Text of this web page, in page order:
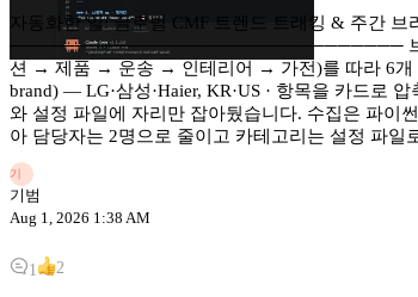
자동화한 일: 글로벌 CMF 트렌드 트래킹 & 주간
────────────────────────────── 브랜드
션 → 제품 → 운송 → 인테리어 → 가전)를 따라 6개
brand) — LG·삼성·Haier, KR·US · 항목을 카드로
와 설정 파일에 자리만 잡아뒀습니다. 수집은 파이
아 담당자는 2명으로 줄이고 카테고리는 설정 파
기
기범
Aug 1, 2026 1:38 AM
1 2